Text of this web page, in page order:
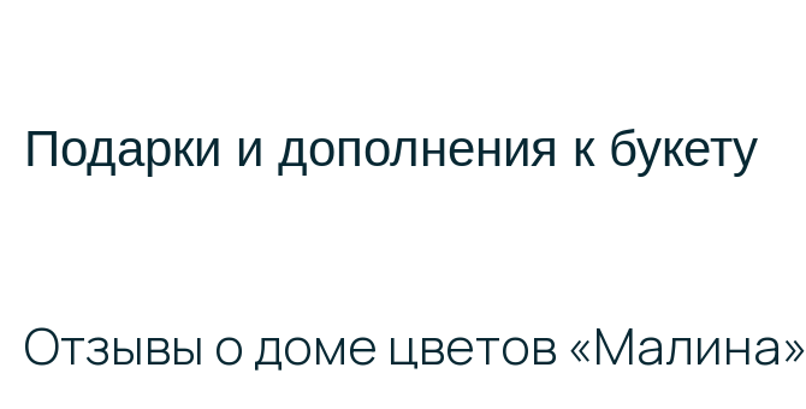
Подарки и дополнения к букету
Отзывы о доме цветов «Малина»